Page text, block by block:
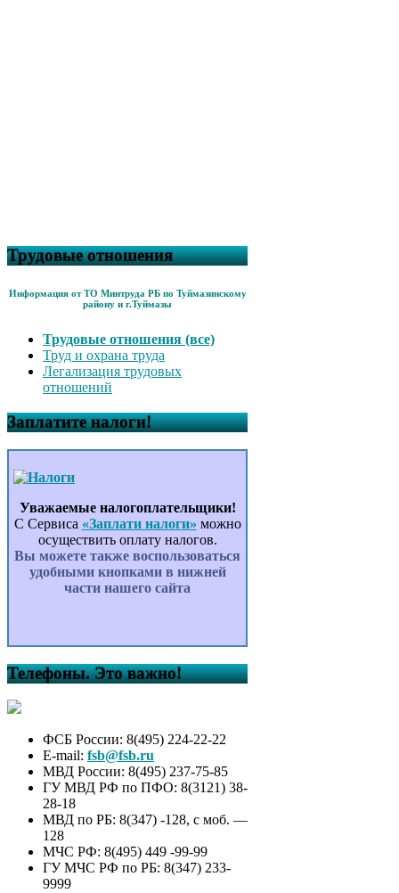
Трудовые отношения
Информация от ТО Минтруда РБ по Туймазинскому
району и г.Туймазы
Трудовые отношения (все)
Труд и охрана труда
Легализация трудовых
отношений
Заплатите налоги!
Уважаемые налогоплательщики!
С Сервиса «Заплати налоги» можно
осуществить оплату налогов.
Вы можете также воспользоваться
удобными кнопками в нижней
части нашего сайта
Телефоны. Это важно!
ФСБ России: 8(495) 224-22-22
E-mail: fsb@fsb.ru
МВД России: 8(495) 237-75-85
ГУ МВД РФ по ПФО: 8(3121) 38-
28-18
МВД по РБ: 8(347) -128, с моб. —
128
МЧС РФ: 8(495) 449 -99-99
ГУ МЧС РФ по РБ: 8(347) 233-
9999